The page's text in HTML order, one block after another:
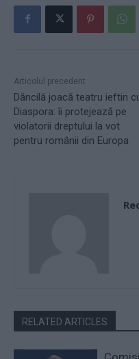
Articolul precedent
Dăncilă joacă teatru ieftin
Diaspora: îi protejează pe
violatorii dreptului la vot
pentru românii din Europa
RELATED ARTICLES